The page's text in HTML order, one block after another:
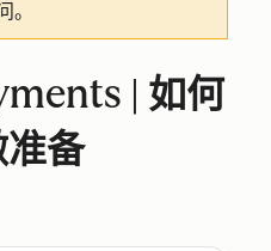
。
| 如何
备